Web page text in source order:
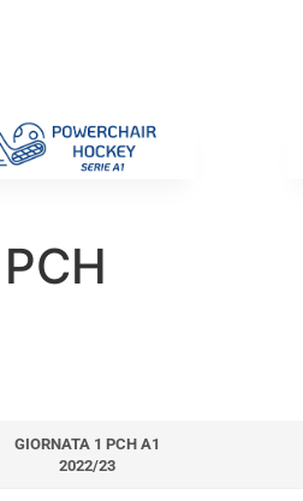
GIORNATA 1 PCH A1
2022/23